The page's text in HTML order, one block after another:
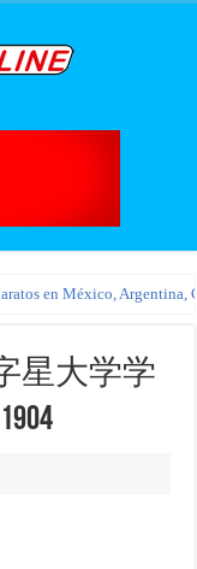
en México, Argentina,
星大学学